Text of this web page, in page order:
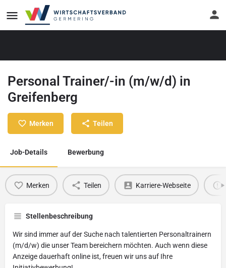
Personal Trainer/-in (m/w/d) in
Greifenberg
Merken Teilen
Job-Details Bewerbung
Merken Teilen Karriere-Webseite
Stellenbeschreibung
Wir sind immer auf der Suche nach talentierten Personaltrainern
(m/d/w) die unser Team bereichern möchten. Auch wenn diese
Anzeige dauerhaft online ist, freuen wir uns auf Ihre